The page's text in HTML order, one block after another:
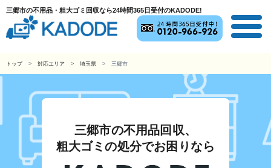
三郷市の不用品・粗大ゴミ回収なら24時間365日受付のKADODE!
トップ 対応エリア 埼玉県 三郷市
三郷市の不用品回収、
粗大ゴミの処分でお困りなら